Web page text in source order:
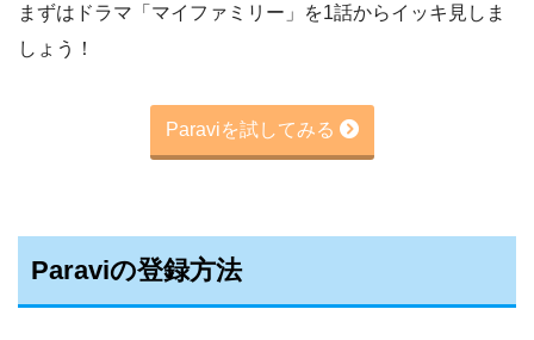
まずはドラマ「マイファミリー」を1話からイッキ見しま
しょう！
Paraviを試してみる
Paraviの登録方法